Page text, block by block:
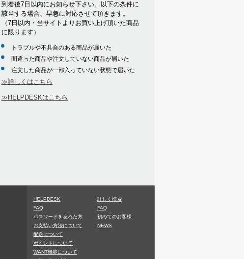
到着後7日以内にお知らせ下さい。以下の条件に
該当する場合、早急に対応させて頂きます。
（7日以内・当サイトよりお買い上げ頂いた商品
に限ります）
トラブルや不具合のある商品が届いた
間違った商品や注文していない商品が届いた
注文した商品が一部入っていない状態で届いた
≫詳しくはこちら
≫HELPDESKはこちら
HELPDESK
FAQ
パスワードを忘れた方
お支払い方法について
配送について
ポイントについて
WANT機能について
詳しく検索
FAQ
初めてのお客様
NEWS